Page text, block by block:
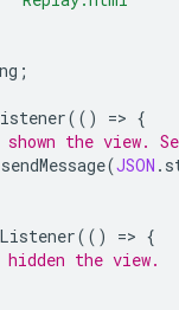
;
(() => {
shown the view.
sendMessage(JSON .
(() => {
the view.